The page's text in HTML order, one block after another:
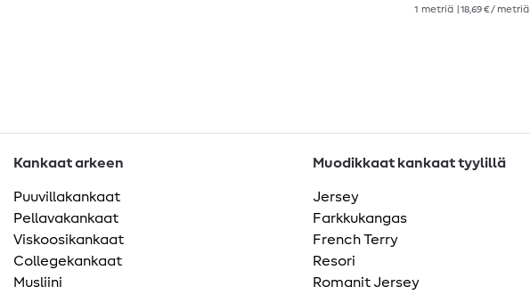
1 metriä | 18,69 € / metriä
Kankaat arkeen
Puuvillakankaat
Pellavakankaat
Viskoosikankaat
Collegekankaat
Musliini
Muodikkaat kankaat tyylillä
Jersey
Farkkukangas
French Terry
Resori
Romanit Jersey